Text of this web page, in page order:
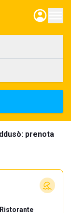
prenota
Ristorante·